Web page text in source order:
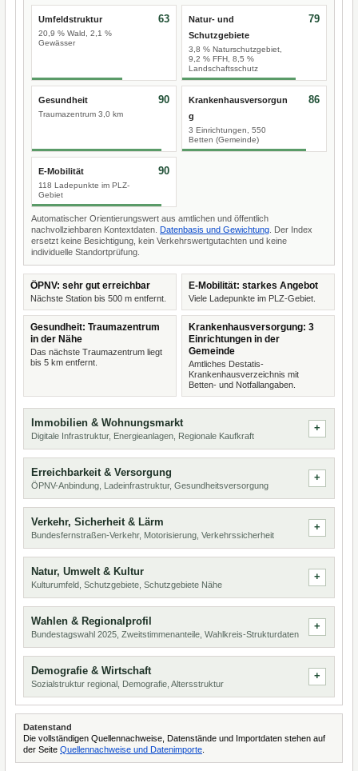
Umfeldstruktur
20,9 % Wald, 2,1 %
Gewässer
63
Natur- und
Schutzgebiete
3,8 % Naturschutzgebiet,
9,2 % FFH, 8,5 %
Landschaftsschutz
79
Gesundheit
Traumazentrum 3,0 km
90
Krankenhausversorgun
g
3 Einrichtungen, 550
Betten (Gemeinde)
86
E-Mobilität
118 Ladepunkte im PLZ-
Gebiet
90
Automatischer Orientierungswert aus amtlichen und öffentlich
nachvollziehbaren Kontextdaten. Datenbasis und Gewichtung . Der Index
ersetzt keine Besichtigung, kein Verkehrswertgutachten und keine
individuelle Standortprüfung.
ÖPNV: sehr gut erreichbar
Nächste Station bis 500 m entfernt.
E-Mobilität: starkes Angebot
Viele Ladepunkte im PLZ-Gebiet.
Gesundheit: Traumazentrum
in der Nähe
Das nächste Traumazentrum liegt
bis 5 km entfernt.
Krankenhausversorgung: 3
Einrichtungen in der
Gemeinde
Amtliches Destatis-
Krankenhausverzeichnis mit
Betten- und Notfallangaben.
Immobilien & Wohnungsmarkt
Digitale Infrastruktur, Energieanlagen, Regionale Kaufkraft
Erreichbarkeit & Versorgung
ÖPNV-Anbindung, Ladeinfrastruktur, Gesundheitsversorgung
Verkehr, Sicherheit & Lärm
Bundesfernstraßen-Verkehr, Motorisierung, Verkehrssicherheit
Natur, Umwelt & Kultur
Kulturumfeld, Schutzgebiete, Schutzgebiete Nähe
Wahlen & Regionalprofil
Bundestagswahl 2025, Zweitstimmenanteile, Wahlkreis-Strukturdaten
Demografie & Wirtschaft
Sozialstruktur regional, Demografie, Altersstruktur
Datenstand
Die vollständigen Quellennachweise, Datenstände und Importdaten stehen auf
der Seite Quellennachweise und Datenimporte